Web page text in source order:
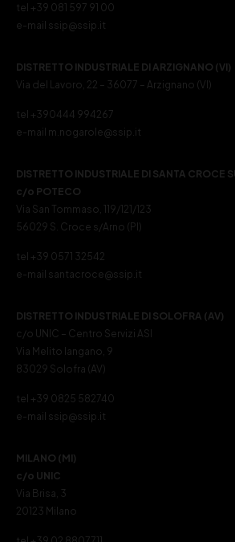
tel +39 081 597 91 00
e-mail ssip@ssip.it
DISTRETTO INDUSTRIALE DI ARZIGNANO (VI)
Via del Lavoro, 22 – 36077 – Arzignano (VI)
tel +390444 994267
e-mail m.nogarole@ssip.it
DISTRETTO INDUSTRIALE DI SANTA CROCE
c/o POTECO
Via San Tommaso, 119/121/123
56029 S. Croce s/Arno (PI)
tel +39 0571 32542
e-mail santacroce@ssip.it
DISTRETTO INDUSTRIALE DI SOLOFRA (AV)
c/o UNIC – Centro Servizi ASI
Via Melito Iangano, 9
83029 Solofra (AV)
tel +39 0825 582740
e-mail ssip@ssip.it
MILANO (MI)
c/o UNIC
Via Brisa, 3
20123 Milano